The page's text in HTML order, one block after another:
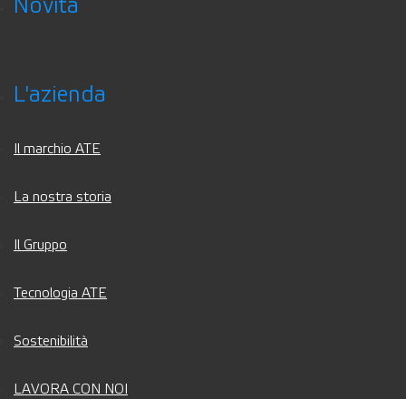
Novità
L'azienda
Il marchio ATE
La nostra storia
Il Gruppo
Tecnologia ATE
Sostenibilità
LAVORA CON NOI